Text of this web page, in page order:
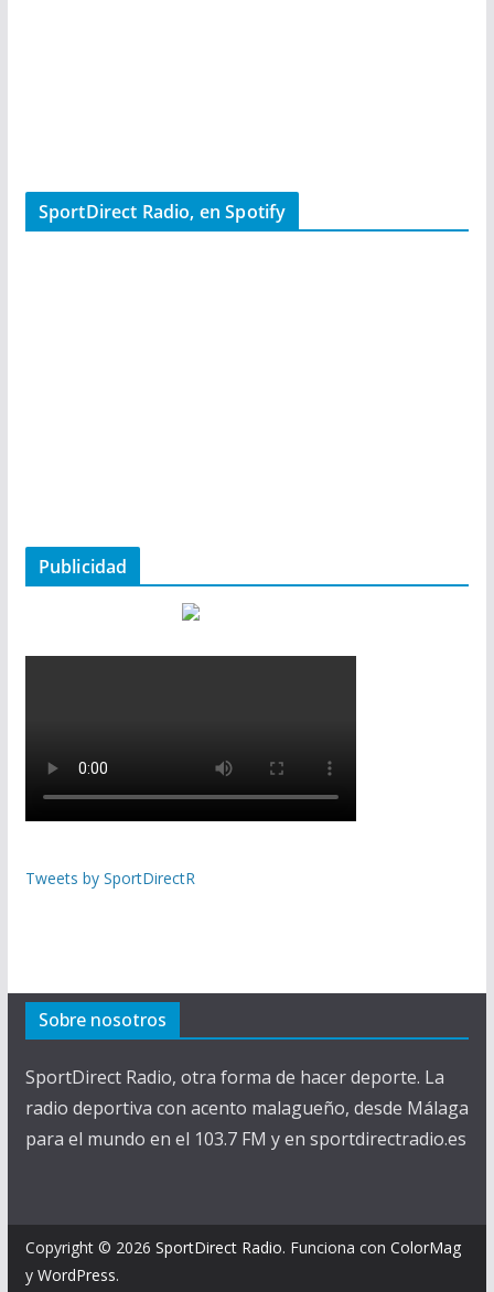
SportDirect Radio, en Spotify
Publicidad
Tweets by SportDirectR
Sobre nosotros
SportDirect Radio, otra forma de hacer deporte. La
radio deportiva con acento malagueño, desde Málaga
para el mundo en el 103.7 FM y en sportdirectradio.es
Copyright © 2026 SportDirect Radio. Funciona con ColorMag
y WordPress.